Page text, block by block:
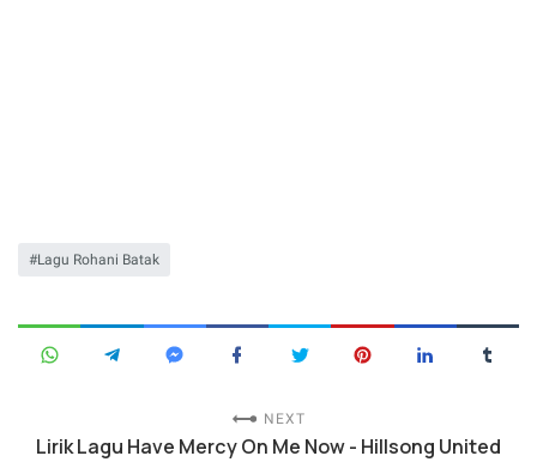
Lagu Rohani Batak
NEXT
Lirik Lagu Have Mercy On Me Now - Hillsong United